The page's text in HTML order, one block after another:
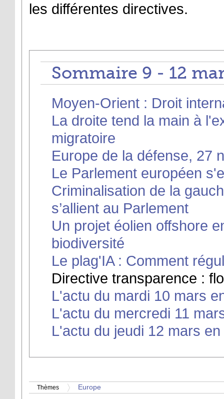
les différentes directives.
Sommaire 9 - 12
Moyen-Orient : Droit
La droite tend la main à
migratoire
Europe de la défense, 27
Le Parlement européen
Criminalisation de la
s’allient au Parlement
Un projet éolien offshore
biodiversité
Le plag'IA : Comment
Directive transparence :
L'actu du mardi 10 mars
L'actu du mercredi 11
L'actu du jeudi 12 mars
Thèmes Europe